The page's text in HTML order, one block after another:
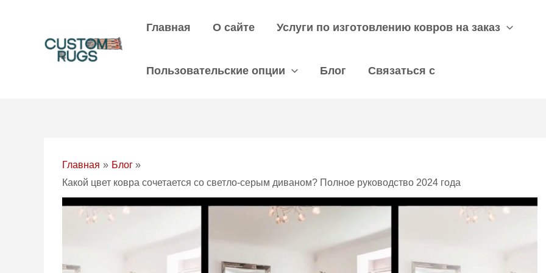
содержанию
Главная О сайте Услуги по изготовлению ковров на заказ
Пользовательские опции Блог Связаться с
Главная
Блог
Какой цвет ковра сочетается со светло-серым диваном? Полное руководство 2024 года